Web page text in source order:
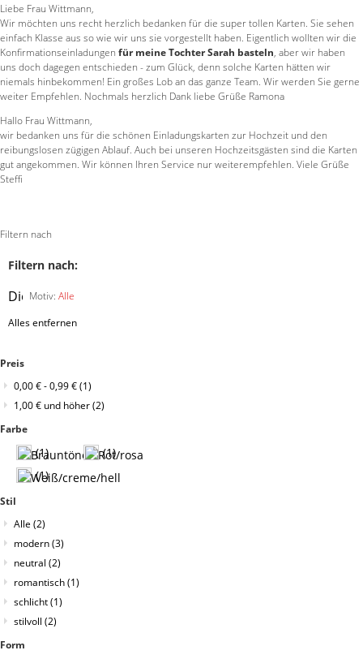
Liebe Frau Wittmann,
Wir möchten uns recht herzlich bedanken für die super tollen Karten. Sie sehen
einfach Klasse aus so wie wir uns sie vorgestellt haben. Eigentlich wollten wir die
Konfirmationseinladungen für meine Tochter Sarah basteln, aber wir haben
uns doch dagegen entschieden - zum Glück, denn solche Karten hätten wir
niemals hinbekommen! Ein großes Lob an das ganze Team. Wir werden Sie gerne
weiter Empfehlen. Nochmals herzlich Dank liebe Grüße Ramona
Hallo Frau Wittmann,
wir bedanken uns für die schönen Einladungskarten zur Hochzeit und den
reibungslosen zügigen Ablauf. Auch bei unseren Hochzeitsgästen sind die Karten
gut angekommen. Wir können Ihren Service nur weiterempfehlen. Viele Grüße
Steffi
Filtern nach
Filtern nach:
Motiv: Alle
Diesen
entfernen
Alles entfernen
Preis
0,00 €-0,99 €(1)
1,00 € und höher(2)
Farbe
(1)
(1)
(1)
Stil
Alle (2)
modern(3)
neutral (2)
romantisch(1)
schlicht(1)
stilvoll (2)
Form